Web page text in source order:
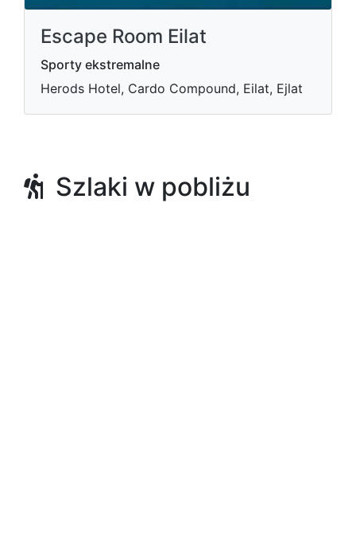
Escape Room Eilat
Sporty ekstremalne
Herods Hotel, Cardo Compound, Eilat, Ejlat
Szlaki w pobliżu